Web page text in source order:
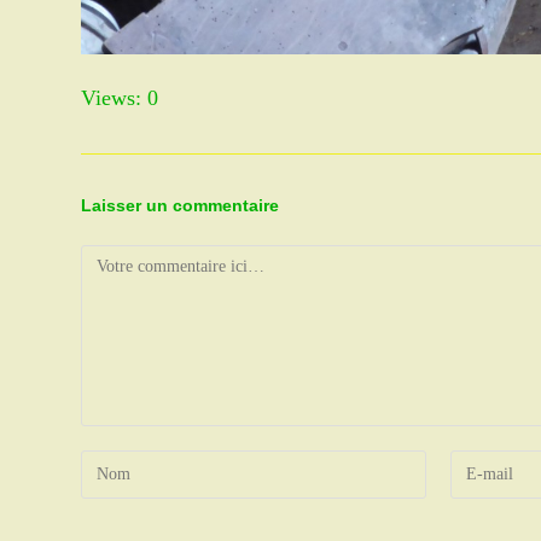
Views: 0
Laisser un commentaire
Comment
Enter
Enter